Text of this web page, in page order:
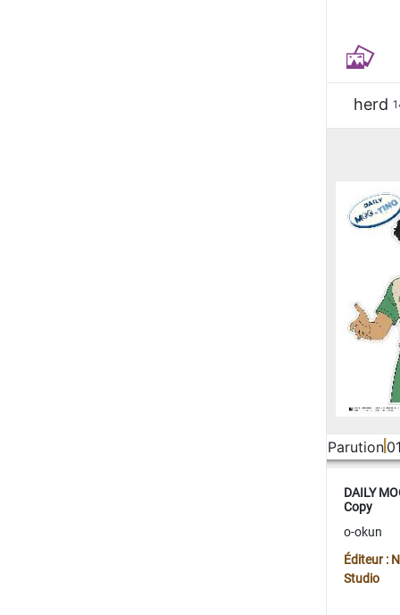
herd
Parution
DAILY
Copy
o-okun
Éditeur :
Studio